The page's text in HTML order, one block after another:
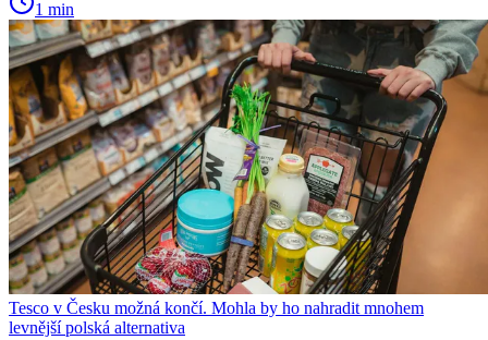
1 min
Tesco v Česku možná končí. Mohla by ho nahradit mnohem
levnější polská alternativa